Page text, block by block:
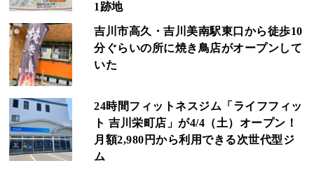
1跡地
吉川市高久・吉川美南駅東口から徒歩10
分ぐらいの所に焼き鳥店がオープンして
いた
24時間フィットネスジム「ライフフィッ
ト 吉川栄町店」が4/4（土）オープン！
月額2,980円から利用できる次世代型ジ
ム